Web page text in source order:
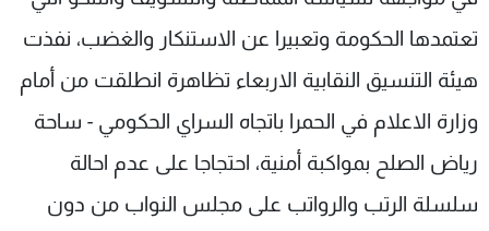
تعتمدها الحكومة وتعبيرا عن الاستنكار والغضب، نفذت
هيئة التنسيق النقابية الاربعاء تظاهرة انطلقت من أمام
وزارة الاعلام في الحمرا باتجاه السراي الحكومي - ساحة
رياض الصلح بمواكبة أمنية، احتجاجا على عدم احالة
سلسلة الرتب والرواتب على مجلس النواب من دون
عن MTV
لاعلاناتكم
وظائف
شروط الإسـتخدام